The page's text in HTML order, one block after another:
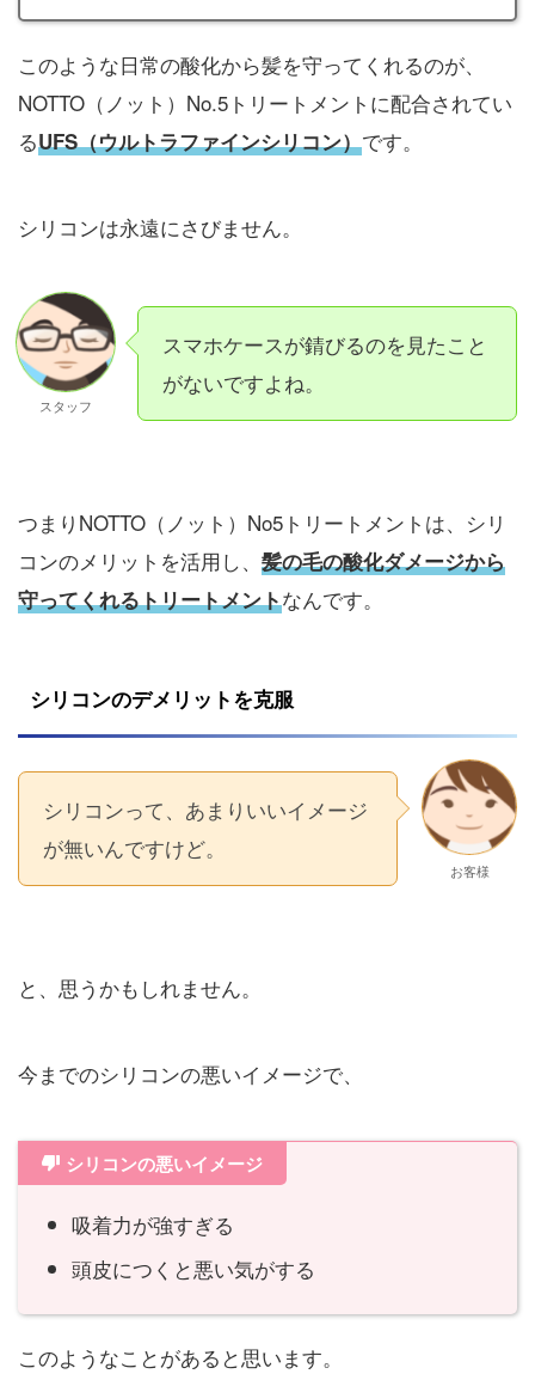
このような日常の酸化から髪を守ってくれるのが、
NOTTO（ノット）No.5トリートメントに配合されてい
るUFS（ウルトラファインシリコン）です。
シリコンは永遠にさびません。
スタッフ
スマホケースが錆びるのを見たこと
がないですよね。
つまりNOTTO（ノット）No5トリートメントは、シリ
コンのメリットを活用し、 髪の毛の酸化ダメージから
守ってくれるトリートメントなんです。
シリコンのデメリットを克服
シリコンって、あまりいいイメージ
が無いんですけど。
お客様
と、思うかもしれません。
今までのシリコンの悪いイメージで、
シリコンの悪いイメージ
吸着力が強すぎる
頭皮につくと悪い気がする
このようなことがあると思います。